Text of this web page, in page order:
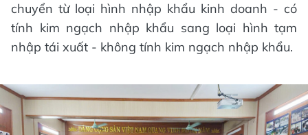
chuyển từ loại hình nhập khẩu kinh doanh - có
tính kim ngạch nhập khẩu sang loại hình tạm
nhập tái xuất - không tính kim ngạch nhập khẩu.